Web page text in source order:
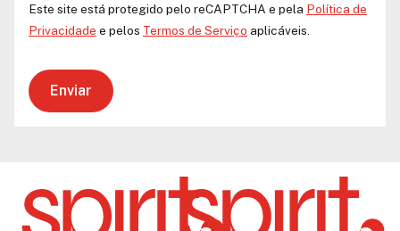
Este site está protegido pelo reCAPTCHA e pela Política de
Privacidade e pelos Termos de Serviço aplicáveis.
Enviar